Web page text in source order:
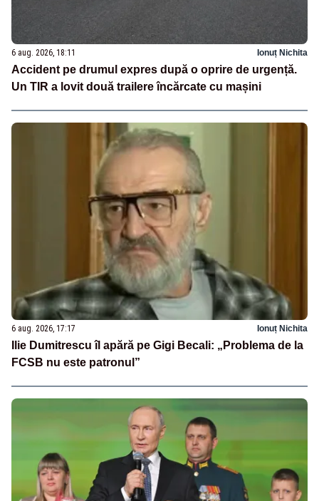
6 aug. 2026, 18:11 Ionuț Nichita
Accident pe drumul expres după o oprire de urgență.
Un TIR a lovit două trailere încărcate cu mașini
6 aug. 2026, 17:17 Ionuț Nichita
Ilie Dumitrescu îl apără pe Gigi Becali: „Problema de la
FCSB nu este patronul”